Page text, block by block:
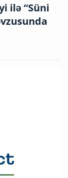
ilə “Süni